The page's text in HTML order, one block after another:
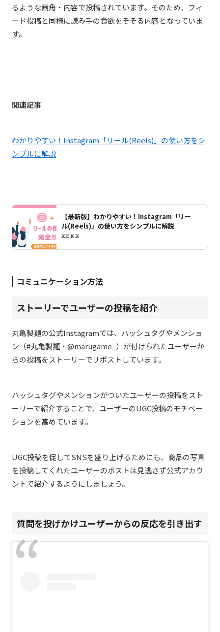
るような画角・内容で投稿されています。そのため、フィ
ード投稿と同様に読み手の食欲をそそる内容となっていま
す。
関連記事
わかりやすい！Instagram「リール(Reels)」の使い方をシ
ンプルに解説
【最新版】わかりやすい！Instagram「リー
ル(Reels)」の使い方をシンプルに解説
2025.10.20
コミュニケーション方法
ストーリーでユーザーの投稿を紹介
丸亀製麺の公式Instagramでは、ハッシュタグやメンショ
ン（#丸亀製麺・@marugame_）が付けられたユーザーか
らの投稿をストーリーでリポストしています。
ハッシュタグやメンションがついたユーザーの投稿をスト
ーリーで紹介することで、ユーザーのUGC投稿のモチベー
ションを高めています。
UGC投稿を促してSNSを盛り上げるためにも、商品の写真
を投稿してくれたユーザーのポストは見逃さず公式アカウ
ントで紹介するようにしましょう。
質問を投げかけユーザーからの反応を引き出す